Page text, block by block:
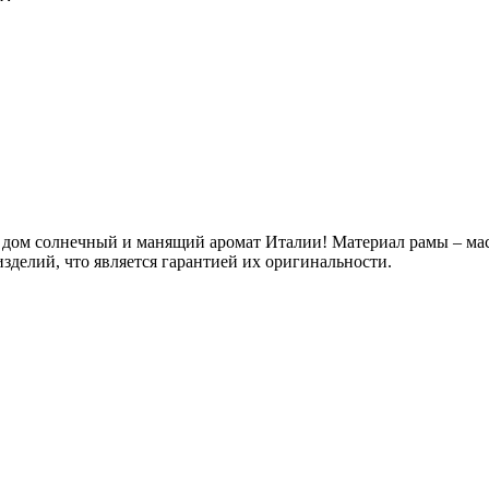
солнечный и манящий аромат Италии! Материал рамы –
что является гарантией их оригинальности.